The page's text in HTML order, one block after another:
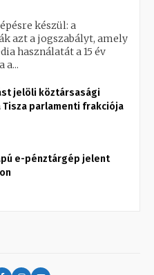
készül: a
azt a jogszabályt, amely
használatát a 15 év
a...
jelöli köztársasági
Tisza parlamenti frakciója
e-pénztárgép jelent